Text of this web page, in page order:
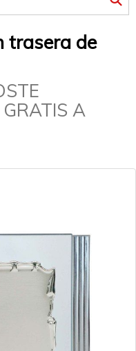
trasera de
A